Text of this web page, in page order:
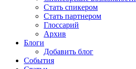
Стать спикером
Стать партнером
Глоссарий
Архив
Блоги
Добавить блог
События